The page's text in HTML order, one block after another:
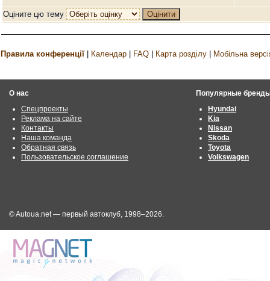
Оціните цю тему
Правила конференції Календар FAQ Карта розділу Мобільна
О нас
Спецпроекты
Реклама на сайте
Контакты
Наша команда
Обратная связь
Пользовательское соглашение
Популярные
Hyundai
Kia
Nissan
Skoda
Toyota
Volkswagen
© Autoua.net — первый автоклуб, 1998–2026.